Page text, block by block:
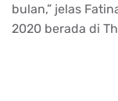
bulan,” jelas
2020 berada di